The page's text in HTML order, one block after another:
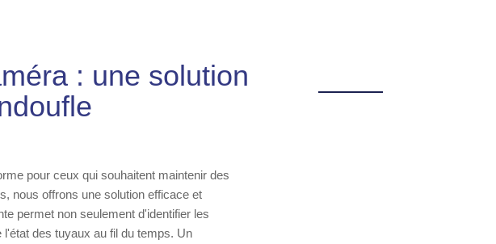
: une solution
pour ceux qui souhaitent maintenir des
nous offrons une solution efficace et
permet non seulement d'identifier les
des tuyaux au fil du temps. Un